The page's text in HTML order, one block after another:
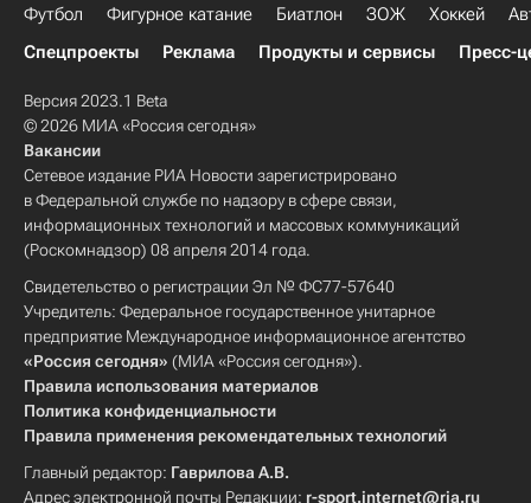
Футбол Фигурное катание Биатлон ЗОЖ Хоккей
Спецпроекты
Реклама Продукты и сервисы Пресс-
Версия 2023.1 Beta
© 2026 МИА «Россия сегодня»
Вакансии
Сетевое издание РИА Новости зарегистрировано
в Федеральной службе по надзору в сфере связи,
информационных технологий и массовых коммуникаций
(Роскомнадзор) 08 апреля 2014 года.
Свидетельство о регистрации Эл № ФС77-57640
Учредитель: Федеральное государственное унитарное
предприятие Международное информационное агентство
«Россия сегодня» (МИА «Россия сегодня»).
Правила использования материалов
Политика конфиденциальности
Правила применения рекомендательных технологий
Главный редактор: Гаврилова А.В.
Адрес электронной почты Редакции: r-sport.internet@ria.ru